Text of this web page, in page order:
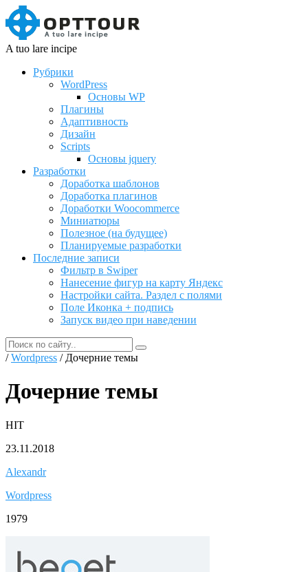
A tuo lare incipe
Рубрики
WordPress
Основы WP
Плагины
Адаптивность
Дизайн
Scripts
Основы jquery
Разработки
Доработка шаблонов
Доработка плагинов
Доработки Woocommerce
Миниатюры
Полезное (на будущее)
Планируемые разработки
Последние записи
Фильтр в Swiper
Нанесение фигур на карту Яндекс
Настройки сайта. Раздел с полями
Поле Иконка + подпись
Запуск видео при наведении
/Wordpress / Дочерние темы
Дочерние темы
HIT
23.11.2018
Alexandr
Wordpress
1979